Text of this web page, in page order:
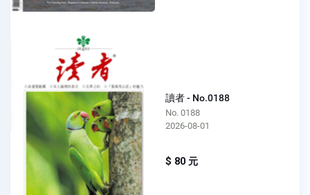
讀者 - No.0188
No. 0188
2026-08-01
$ 80 元